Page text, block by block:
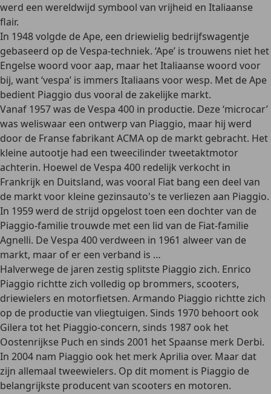
werd een wereldwijd symbool van vrijheid en Italiaanse
flair.
In 1948 volgde de Ape, een driewielig bedrijfswagentje
gebaseerd op de Vespa-techniek. ‘Ape’ is trouwens niet het
Engelse woord voor aap, maar het Italiaanse woord voor
bij, want ‘vespa’ is immers Italiaans voor wesp. Met de Ape
bedient Piaggio dus vooral de zakelijke markt.
Vanaf 1957 was deVespa 400 in productie. Deze ‘microcar’
was weliswaar een ontwerp van Piaggio, maar hij werd
door de Franse fabrikant ACMA op de markt gebracht. Het
kleine autootje had een tweecilinder tweetaktmotor
achterin. Hoewel de Vespa 400 redelijk verkocht in
Frankrijk en Duitsland, was vooral Fiat bang een deel van
de markt voor kleine gezinsauto's te verliezen aan Piaggio.
In 1959 werd de strijd opgelost toen een dochter van de
Piaggio-familie trouwde met een lid van de Fiat-familie
Agnelli. De Vespa 400 verdween in 1961 alweer van de
markt, maar of er een verband is …
Halverwege de jaren zestig splitste Piaggio zich. Enrico
Piaggio richtte zich volledig op brommers, scooters,
driewielers en motorfietsen. Armando Piaggio richtte zich
op de productie van vliegtuigen. Sinds 1970 behoort ook
Gilera tot het Piaggio-concern, sinds 1987 ook het
Oostenrijkse Puch en sinds 2001 het Spaanse merk Derbi.
In 2004 nam Piaggio ook het merk Aprilia over. Maar dat
zijn allemaal tweewielers. Op dit moment is Piaggio de
belangrijkste producent van scooters en motoren.